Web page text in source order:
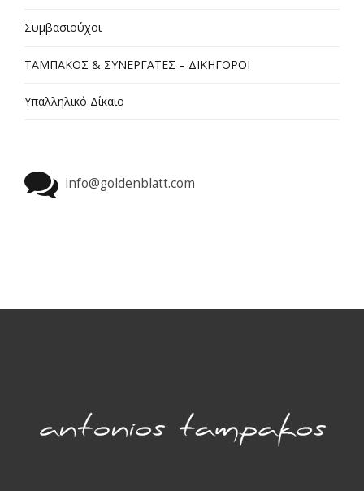
Συμβασιούχοι
ΤΑΜΠΑΚΟΣ & ΣΥΝΕΡΓΑΤΕΣ – ΔΙΚΗΓΟΡΟΙ
Υπαλληλικό Δίκαιο
info@goldenblatt.com